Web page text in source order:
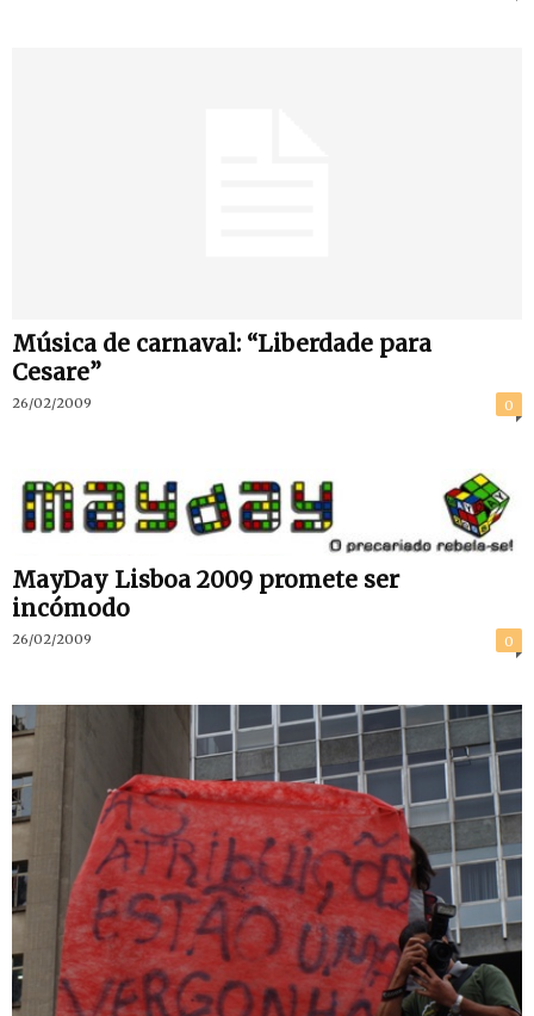
Música de carnaval: “Liberdade para
Cesare”
26/02/2009 0
MayDay Lisboa 2009 promete ser
incómodo
26/02/2009 0